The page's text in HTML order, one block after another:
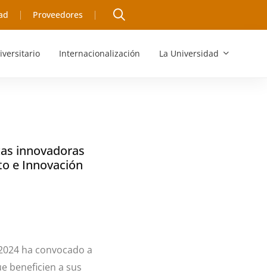
Proveedores
Internacionalización La Universidad
innovadoras
e Innovación
ha convocado a
beneficien a sus